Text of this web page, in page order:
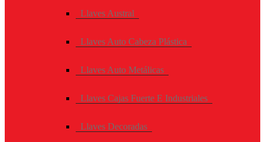
Llaves Austral
Llaves Auto Cabeza Plástica
Llaves Auto Metálicas
Llaves Cajas Fuerte E Industriales
Llaves Decoradas